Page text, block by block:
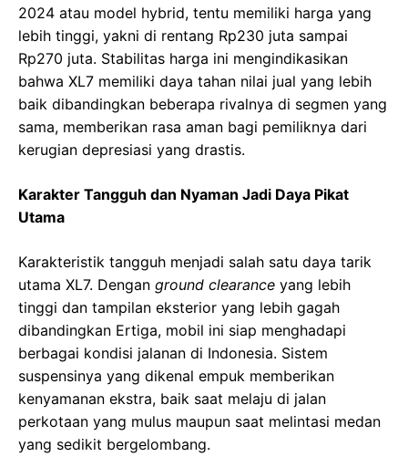
2024 atau model hybrid, tentu memiliki harga yang
lebih tinggi, yakni di rentang Rp230 juta sampai
Rp270 juta. Stabilitas harga ini mengindikasikan
bahwa XL7 memiliki daya tahan nilai jual yang lebih
baik dibandingkan beberapa rivalnya di segmen yang
sama, memberikan rasa aman bagi pemiliknya dari
kerugian depresiasi yang drastis.
Karakter Tangguh dan Nyaman Jadi Daya Pikat
Utama
Karakteristik tangguh menjadi salah satu daya tarik
utama XL7. Dengan ground clearance yang lebih
tinggi dan tampilan eksterior yang lebih gagah
dibandingkan Ertiga, mobil ini siap menghadapi
berbagai kondisi jalanan di Indonesia. Sistem
suspensinya yang dikenal empuk memberikan
kenyamanan ekstra, baik saat melaju di jalan
perkotaan yang mulus maupun saat melintasi medan
yang sedikit bergelombang.